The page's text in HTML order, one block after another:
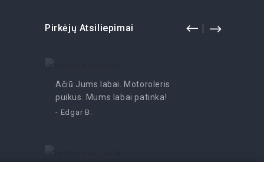
Pirkėjų Atsiliepimai
Ačiū Jums labai. Motoroleris
puikus. Mums labai patinka!
- Edgar B.